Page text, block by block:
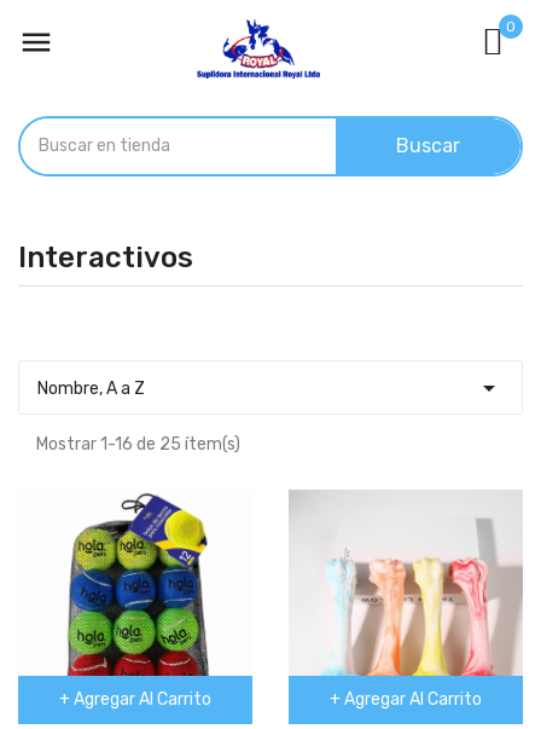
 0
Buscar
Interactivos
Nombre, A a Z 
Mostrar 1-16 de 25 ítem(s)
+ Agregar Al Carrito + Agregar Al Carrito